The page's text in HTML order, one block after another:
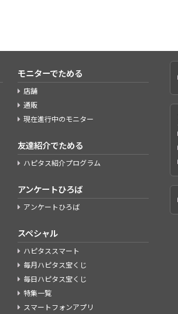
モニターでためる
店舗
通販
現在進行中のモニター
友達紹介でためる
ハピタス紹介プログラム
アンケートひろば
アンケートひろば
スペシャル
ハピタススマート
毎月ハピタス宝くじ
毎日ハピタス宝くじ
特集一覧
スマートフォンアプリ